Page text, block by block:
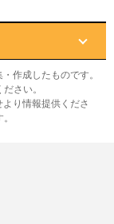
作成したものです。
さい。
り情報提供くださ